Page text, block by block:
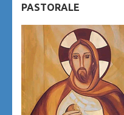
PASTORALE